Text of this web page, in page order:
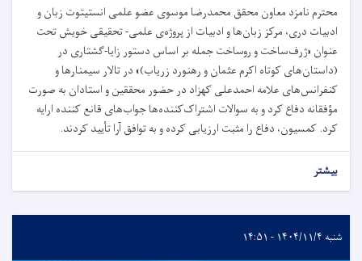
محترم نامزد معاون محقق محمدرضا موسوی عضو علمی انستیتوت زبان و
ادبیات دری، مرکز زبان‌ها و ادبیات از پروژه‌ی علمی- تحقیقی خویش تحت
عنوان «ژرف‌ساخت و روساخت جمله بر اساس دستور زایا-گشتاری در
(داستان‌های کوتاه اکرم عثمان و رهنورد زریاب)» در تالار سیمنارها و
کنفرانس‌های علامه احمدعلی کهزاد در حضور محققین و استادان به صورت
مؤفقانه دفاع کرد و به سوالات اشتراک‌کننده‌ها جواب‌های قانع کننده ارایه
کرد. کمسیون، دفاع را مثبت ارزیابی کرده و به توافق آرا تأیید کردند.
بیشتر
شنبه ۱۴۰۴/۱۱/۴ - ۱۴:۵۱